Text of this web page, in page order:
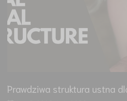
Prawdziwa struktura ustna